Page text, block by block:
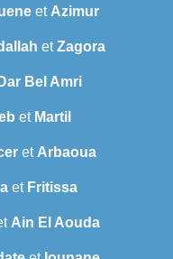
et Azimur
etZagora
Dar Bel Amri
et Martil
et Arbaoua
et Fritissa
Ain El Aouda